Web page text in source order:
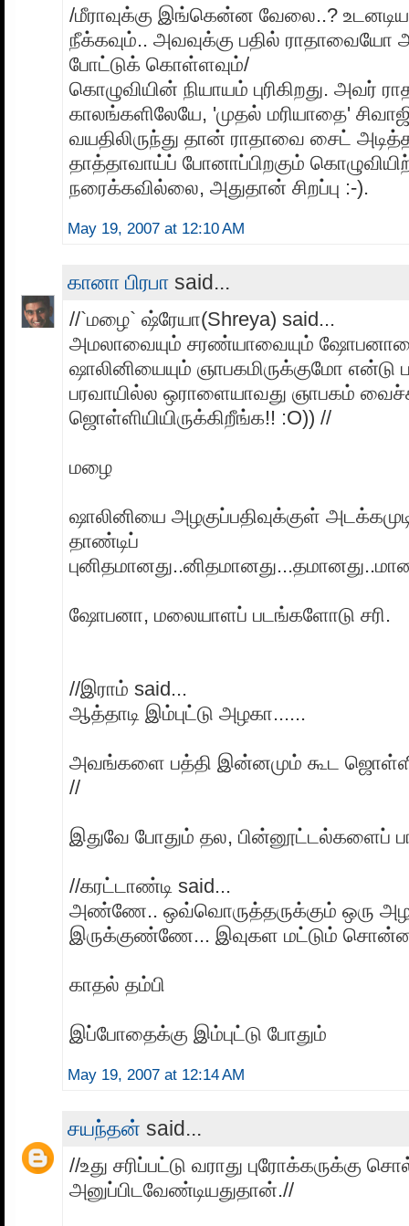
/மீராவுக்கு இங்கென்ன வேலை..?
நீக்கவும்.. அவவுக்கு பதில் ராதாவையோ
போட்டுக் கொள்ளவும்/
கொழுவியின் நியாயம் புரிகிறது. அவர்
காலங்களிலேயே, 'முதல் மரியாதை'
வயதிலிருந்து தான் ராதாவை சைட்
தாத்தாவாய்ப் போனாப்பிறகும்
நரைக்கவில்லை, அதுதான் சிறப்பு :-).
May 19, 2007 at 12:10 AM
கானா பிரபா said...
//`மழை` ஷ்ரேயா(Shreya) said...
அமலாவையும் சரண்யாவையும்
ஷாலினியையும் ஞாபகமிருக்குமோ என்டு
பரவாயில்ல ஒராளையாவது ஞாபகம்
ஜொள்ளியியிருக்கிறீங்க!! :O)) //
மழை
ஷாலினியை அழகுப்பதிவுக்குள்
தாண்டிப்
ஷோபனா, மலையாளப் படங்களோடு சரி.
//இராம் said...
ஆத்தாடி இம்புட்டு அழகா......
அவங்களை பத்தி இன்னமும் கூட
//
இதுவே போதும் தல, பின்னூட்டல்களைப்
//கரட்டாண்டி said...
அண்ணே.. ஒவ்வொருத்தருக்கும் ஒரு
இருக்குண்ணே... இவுகள மட்டும் சொன்னா
காதல் தம்பி
இப்போதைக்கு இம்புட்டு போதும்
May 19, 2007 at 12:14 AM
சயந்தன் said...
//உது சரிப்பட்டு வராது புரோக்கருக்கு
அனுப்பிடவேண்டியதுதான்.//